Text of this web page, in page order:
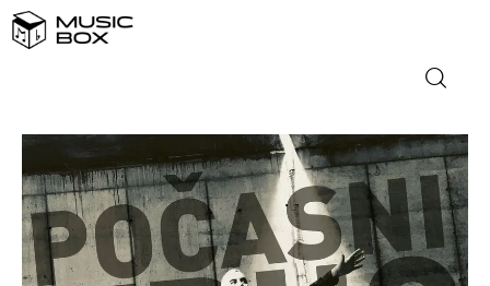
NASLOVNICA
DOMAĆA GLAZBA
STRANA GLAZBA